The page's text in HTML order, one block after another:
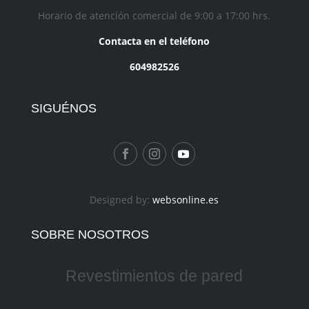
Horario de atención comercial de 9:00 a 17:00 hrs.
Contacta en el teléfono
604982526
SIGUÉNOS
Designed by:websonline.es
SOBRE NOSOTROS
Revestimientos de pared